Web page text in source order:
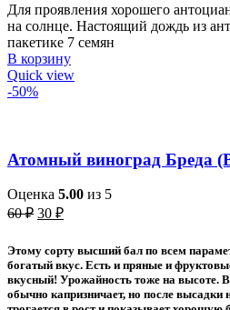
Для проявления хорошего
на солнце. Настоящий дождь из
пакетике 7 семян
В корзину
Quick view
-50%
Атомный виноград Бреда
Оценка 5.00 из 5
60₽ Первоначальная
60 ₽.
30 ₽Текущая
Этому сорту высший бал по всем
богатый вкус. Есть и пряные и
вкусный! Урожайность тоже на высоте.
обычно капризничает, но после высадки